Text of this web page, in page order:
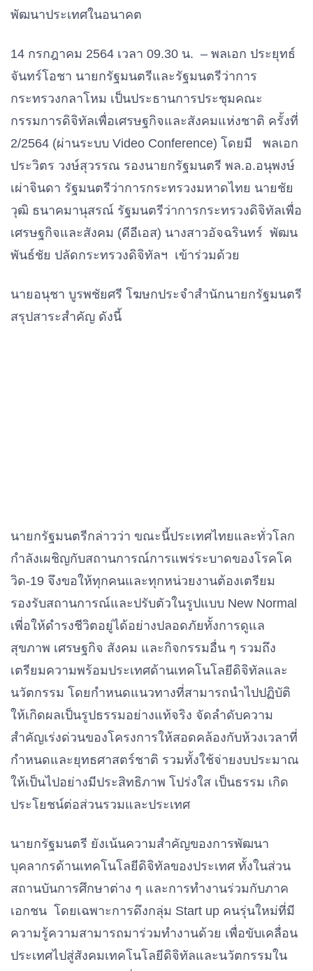
พัฒนาประเทศในอนาคต
14 กรกฎาคม 2564 เวลา 09.30 น. – พลเอก ประยุทธ์
จันทร์โอชา นายกรัฐมนตรีและรัฐมนตรีว่าการ
กระทรวงกลาโหม เป็นประธานการประชุมคณะ
กรรมการดิจิทัลเพื่อเศรษฐกิจและสังคมแห่งชาติ ครั้งที่
2/2564 (ผ่านระบบ Video Conference) โดยมี พลเอก
ประวิตร วงษ์สุวรรณ รองนายกรัฐมนตรี พล.อ.อนุพงษ์
เผ่าจินดา รัฐมนตรีว่าการกระทรวงมหาดไทย นายชัย
วุฒิ ธนาคมานุสรณ์ รัฐมนตรีว่าการกระทรวงดิจิทัลเพื่อ
เศรษฐกิจและสังคม (ดีอีเอส) นางสาวอัจฉรินทร์ พัฒน
พันธ์ชัย ปลัดกระทรวงดิจิทัลฯ เข้าร่วมด้วย
นายอนุชา บูรพชัยศรี โฆษกประจำสำนักนายกรัฐมนตรี
สรุปสาระสำคัญ ดังนี้
นายกรัฐมนตรีกล่าวว่า ขณะนี้ประเทศไทยและทั่วโลก
กำลังเผชิญกับสถานการณ์การแพร่ระบาดของโรคโค
วิด-19 จึงขอให้ทุกคนและทุกหน่วยงานต้องเตรียม
รองรับสถานการณ์และปรับตัวในรูปแบบ New Normal
เพี่อให้ดำรงชีวิตอยู่ได้อย่างปลอดภัยทั้งการดูแล
สุขภาพ เศรษฐกิจ สังคม และกิจกรรมอื่น ๆ รวมถึง
เตรียมความพร้อมประเทศด้านเทคโนโลยีดิจิทัลและ
นวัตกรรม โดยกำหนดแนวทางที่สามารถนำไปปฏิบัติ
ให้เกิดผลเป็นรูปธรรมอย่างแท้จริง จัดลำดับความ
สำคัญเร่งด่วนของโครงการให้สอดคล้องกับห้วงเวลาที่
กำหนดและยุทธศาสตร์ชาติ รวมทั้งใช้จ่ายงบประมาณ
ให้เป็นไปอย่างมีประสิทธิภาพ โปร่งใส เป็นธรรม เกิด
ประโยชน์ต่อส่วนรวมและประเทศ
นายกรัฐมนตรี ยังเน้นความสำคัญของการพัฒนา
บุคลากรด้านเทคโนโลยีดิจิทัลของประเทศ ทั้งในส่วน
สถานบันการศึกษาต่าง ๆ และการทำงานร่วมกับภาค
เอกชน โดยเฉพาะการดึงกลุ่ม Start up คนรุ่นใหม่ที่มี
ความรู้ความสามารถมาร่วมทำงานด้วย เพื่อขับเคลื่อน
ประเทศไปสู่สังคมเทคโนโลยีดิจิทัลและนวัตกรรมใน